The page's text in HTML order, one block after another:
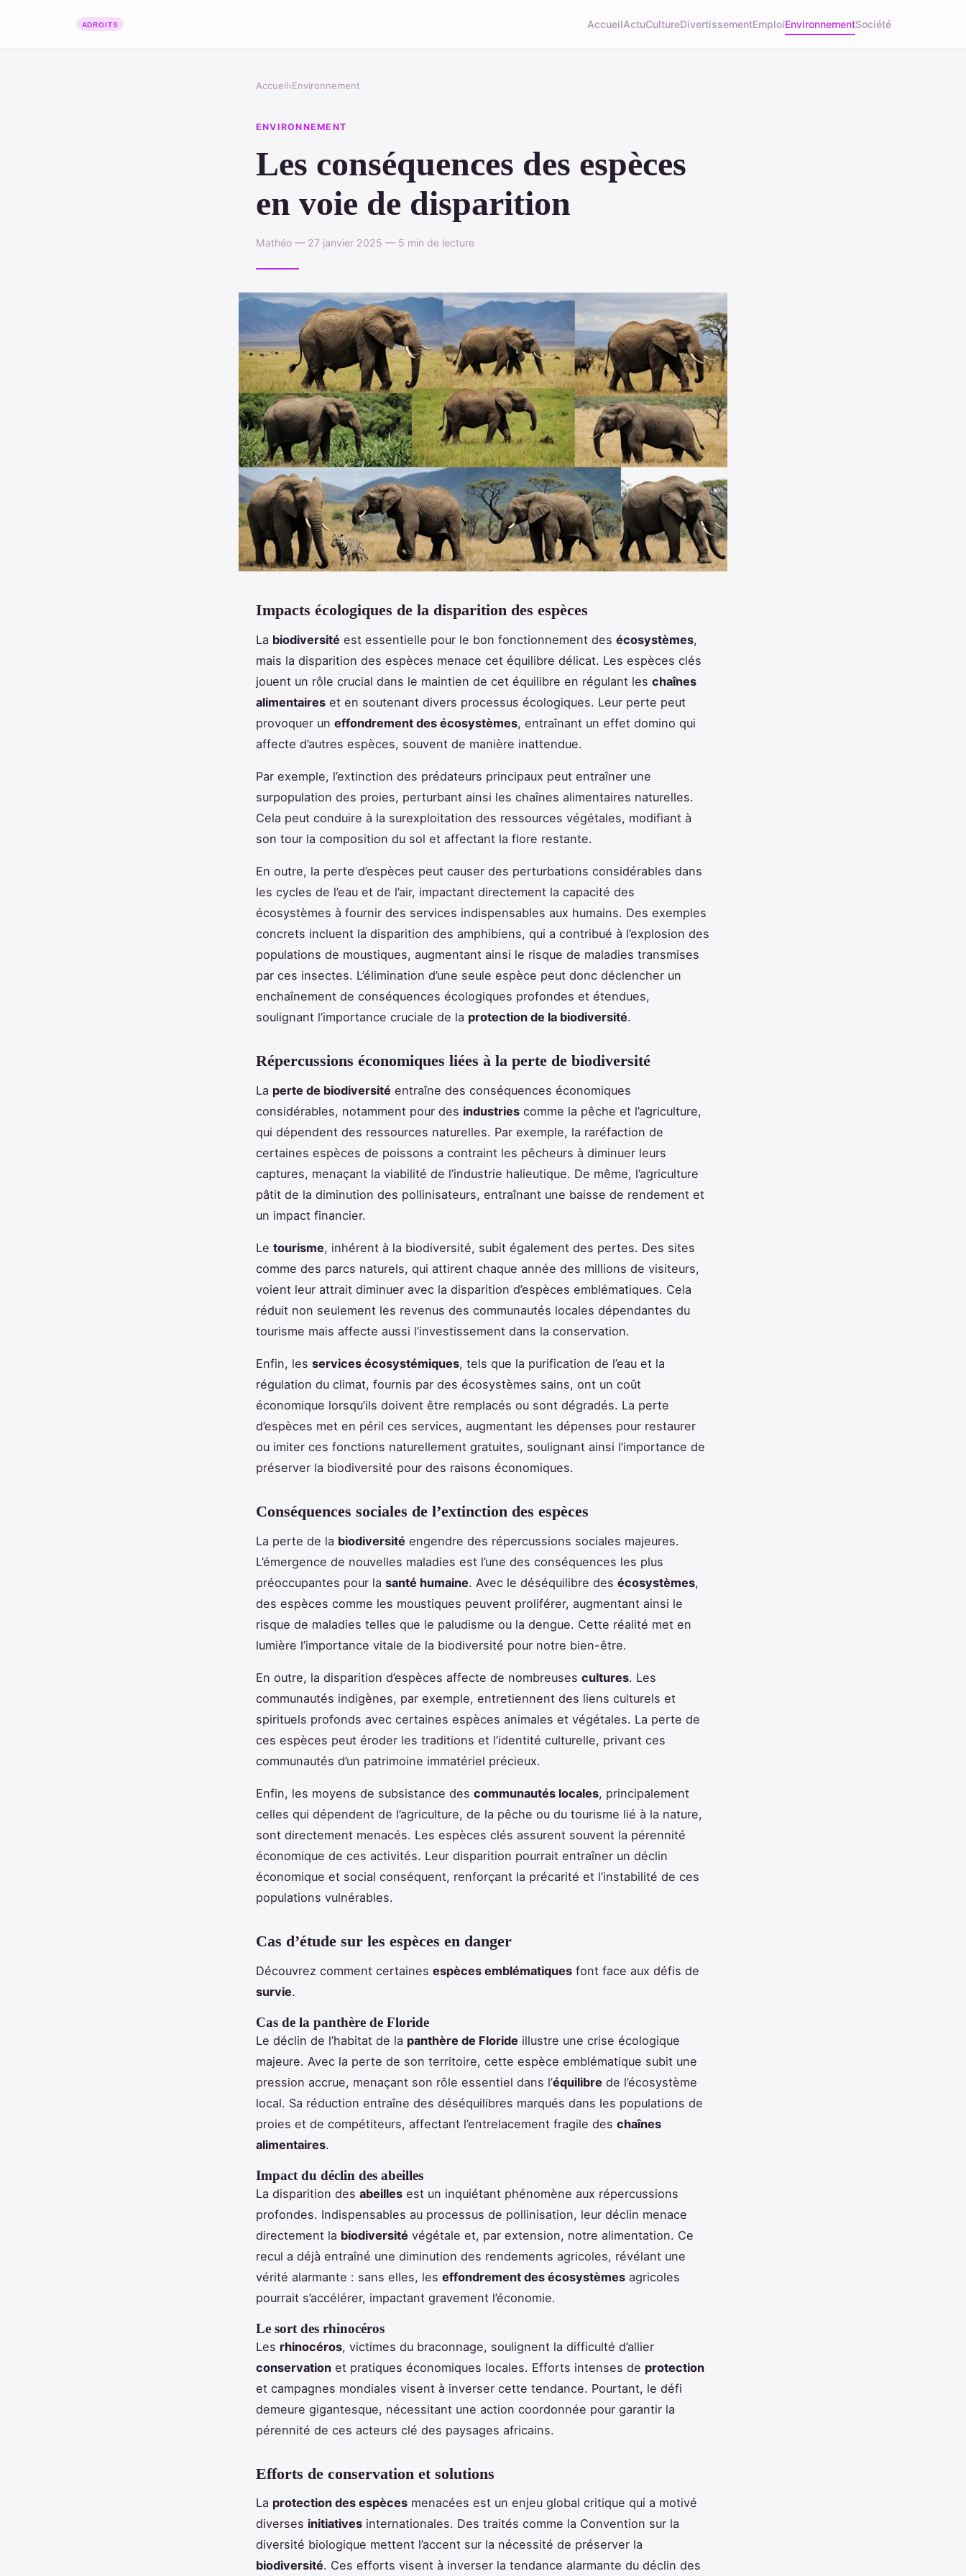
AccueilActuCultureDivertissementEmploiEnvironnementSociété
Accueil›Environnement
ENVIRONNEMENT
Les conséquences des espèces
en voie de disparition
Mathéo — 27 janvier 2025 — 5 min de lecture
Impacts écologiques de la disparition des espèces
La biodiversité est essentielle pour le bon fonctionnement des écosystèmes,
mais la disparition des espèces menace cet équilibre délicat. Les espèces clés
jouent un rôle crucial dans le maintien de cet équilibre en régulant les chaînes
alimentaires et en soutenant divers processus écologiques. Leur perte peut
provoquer un effondrement des écosystèmes, entraînant un effet domino qui
affecte d’autres espèces, souvent de manière inattendue.
Par exemple, l’extinction des prédateurs principaux peut entraîner une
surpopulation des proies, perturbant ainsi les chaînes alimentaires naturelles.
Cela peut conduire à la surexploitation des ressources végétales, modifiant à
son tour la composition du sol et affectant la flore restante.
En outre, la perte d’espèces peut causer des perturbations considérables dans
les cycles de l’eau et de l’air, impactant directement la capacité des
écosystèmes à fournir des services indispensables aux humains. Des exemples
concrets incluent la disparition des amphibiens, qui a contribué à l’explosion des
populations de moustiques, augmentant ainsi le risque de maladies transmises
par ces insectes. L’élimination d’une seule espèce peut donc déclencher un
enchaînement de conséquences écologiques profondes et étendues,
soulignant l’importance cruciale de la protection de la biodiversité.
Répercussions économiques liées à la perte de biodiversité
La perte de biodiversité entraîne des conséquences économiques
considérables, notamment pour des industries comme la pêche et l’agriculture,
qui dépendent des ressources naturelles. Par exemple, la raréfaction de
certaines espèces de poissons a contraint les pêcheurs à diminuer leurs
captures, menaçant la viabilité de l’industrie halieutique. De même, l’agriculture
pâtit de la diminution des pollinisateurs, entraînant une baisse de rendement et
un impact financier.
Le tourisme, inhérent à la biodiversité, subit également des pertes. Des sites
comme des parcs naturels, qui attirent chaque année des millions de visiteurs,
voient leur attrait diminuer avec la disparition d’espèces emblématiques. Cela
réduit non seulement les revenus des communautés locales dépendantes du
tourisme mais affecte aussi l’investissement dans la conservation.
Enfin, les services écosystémiques, tels que la purification de l’eau et la
régulation du climat, fournis par des écosystèmes sains, ont un coût
économique lorsqu’ils doivent être remplacés ou sont dégradés. La perte
d’espèces met en péril ces services, augmentant les dépenses pour restaurer
ou imiter ces fonctions naturellement gratuites, soulignant ainsi l’importance de
préserver la biodiversité pour des raisons économiques.
Conséquences sociales de l’extinction des espèces
La perte de la biodiversité engendre des répercussions sociales majeures.
L’émergence de nouvelles maladies est l’une des conséquences les plus
préoccupantes pour la santé humaine. Avec le déséquilibre des écosystèmes,
des espèces comme les moustiques peuvent proliférer, augmentant ainsi le
risque de maladies telles que le paludisme ou la dengue. Cette réalité met en
lumière l’importance vitale de la biodiversité pour notre bien-être.
En outre, la disparition d’espèces affecte de nombreuses cultures. Les
communautés indigènes, par exemple, entretiennent des liens culturels et
spirituels profonds avec certaines espèces animales et végétales. La perte de
ces espèces peut éroder les traditions et l’identité culturelle, privant ces
communautés d’un patrimoine immatériel précieux.
Enfin, les moyens de subsistance des communautés locales, principalement
celles qui dépendent de l’agriculture, de la pêche ou du tourisme lié à la nature,
sont directement menacés. Les espèces clés assurent souvent la pérennité
économique de ces activités. Leur disparition pourrait entraîner un déclin
économique et social conséquent, renforçant la précarité et l’instabilité de ces
populations vulnérables.
Cas d’étude sur les espèces en danger
Découvrez comment certaines espèces emblématiques font face aux défis de
survie.
Cas de la panthère de Floride
Le déclin de l’habitat de la panthère de Floride illustre une crise écologique
majeure. Avec la perte de son territoire, cette espèce emblématique subit une
pression accrue, menaçant son rôle essentiel dans l’équilibre de l’écosystème
local. Sa réduction entraîne des déséquilibres marqués dans les populations de
proies et de compétiteurs, affectant l’entrelacement fragile des chaînes
alimentaires.
Impact du déclin des abeilles
La disparition des abeilles est un inquiétant phénomène aux répercussions
profondes. Indispensables au processus de pollinisation, leur déclin menace
directement la biodiversité végétale et, par extension, notre alimentation. Ce
recul a déjà entraîné une diminution des rendements agricoles, révélant une
vérité alarmante : sans elles, les effondrement des écosystèmes agricoles
pourrait s’accélérer, impactant gravement l’économie.
Le sort des rhinocéros
Les rhinocéros, victimes du braconnage, soulignent la difficulté d’allier
conservation et pratiques économiques locales. Efforts intenses de protection
et campagnes mondiales visent à inverser cette tendance. Pourtant, le défi
demeure gigantesque, nécessitant une action coordonnée pour garantir la
pérennité de ces acteurs clé des paysages africains.
Efforts de conservation et solutions
La protection des espèces menacées est un enjeu global critique qui a motivé
diverses initiatives internationales. Des traités comme la Convention sur la
diversité biologique mettent l’accent sur la nécessité de préserver la
biodiversité. Ces efforts visent à inverser la tendance alarmante du déclin des